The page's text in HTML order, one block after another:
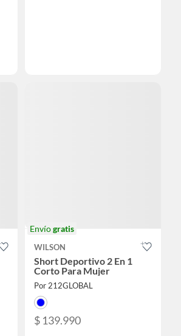
Envíogratis
WILSON
Short Deportivo 2 En 1
Corto Para Mujer
Por 212GLOBAL
$ 139.990